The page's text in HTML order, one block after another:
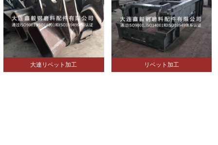
大連リベット加工 リベット加工